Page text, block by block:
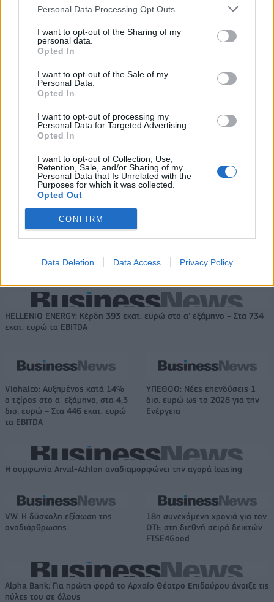
Personal Data Processing Opt Outs
I want to opt-out of the Sharing of my
personal data.
Opted In
I want to opt-out of the Sale of my
Personal Data.
Opted In
I want to opt-out of processing my
Personal Data for Targeted Advertising.
Opted In
I want to opt-out of Collection, Use,
Retention, Sale, and/or Sharing of my
Personal Data that Is Unrelated with the
Purposes for which it was collected.
Opted Out
CONFIRM
Data Deletion Data Access Privacy Policy
πρόγραμμα ενίσχυσης του
ΕΔΟΕΑΠ
IAB Hellas: Νέα Διοικούσα Επιτροπή και νέο Διοικητικό Συμβούλιο -
Πρόεδρος ο Γαληνός Γιαγλής
Νέο Audi A2 e-tron με στόχο
την κορυφή της
Η Chery επενδύει 75 εκατ.
Το FIAT 500 Hybrid τώρα από 18.990 ευρώ
για νέα παράνομη πηγή εσόδων
από τους Κλίπερς (video)
πρωτοεμφανιζόμενοι
HELLENiQ ENERGY: Κέρδη 393 εκατ. ευρώ στο α' εξάμηνο – Στα 734
εκατ. ευρώ τα EBITDA
Viohalco: Αυξημένος κατά 14%
ο τζίρος στο α' εξάμηνο, στα 4,3
δισ. ευρώ – Στα 446 εκατ. ευρώ
τα EBITDA
ΥΠΕΘΟΟ: Νέες επενδύσεις 1
δισ. ευρώ ως το 2028 για την
Ενέργεια
Η συμφωνία Arval-Athlon αναδιαμορφώνει την αγορά leasing
VW: Η δύσκολη εξίσωση της
αναδιάρθρωσης
18η συνεχόμενη χρονιά για τον
ΟΤΕ στη διεθνή σειρά δεικτών
FTSE4Good
Alpha Bank: Για πρώτη φορά το Αρχαίο Θέατρο Επιδαύρου άνοιξε τις
πύλες του σε όλους